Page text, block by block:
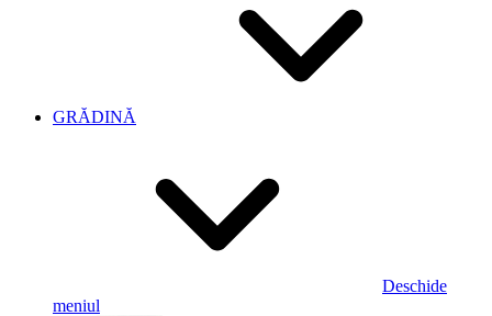
GRĂDINĂ
Deschide
meniul